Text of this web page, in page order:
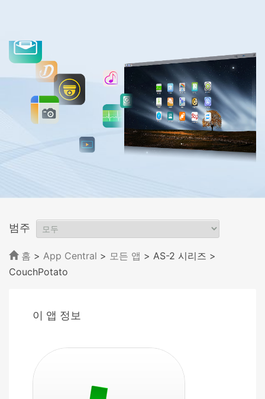
범주
홈 > App Central > 모든 앱 > AS-2 시리즈 >
CouchPotato
이 앱 정보